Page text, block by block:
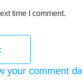
time I comment.
your comment